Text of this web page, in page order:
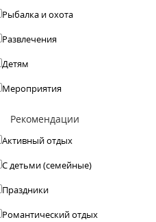
Рыбалка и охота
Развлечения
Детям
Мероприятия
Рекомендации
Активный отдых
С детьми (семейные)
Праздники
Романтический отдых